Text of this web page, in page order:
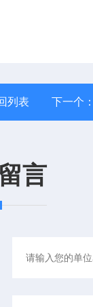
列表 下一个：
言